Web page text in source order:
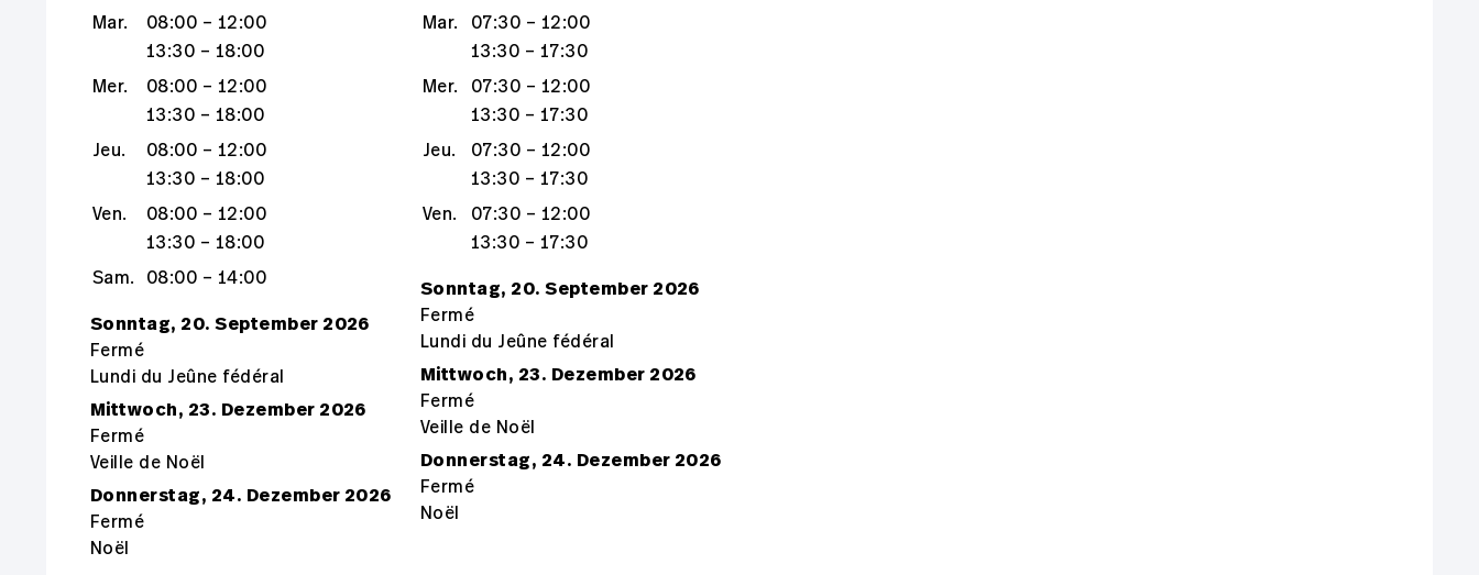
Mar.
08:00 – 12:00
13:30 – 18:00
Mer.
08:00 – 12:00
13:30 – 18:00
Jeu.
08:00 – 12:00
13:30 – 18:00
Ven.
08:00 – 12:00
13:30 – 18:00
Sam.
08:00 – 14:00
Sonntag, 20. September 2026
Fermé
Lundi du Jeûne fédéral
Mittwoch, 23. Dezember 2026
Fermé
Veille de Noël
Donnerstag, 24. Dezember 2026
Fermé
Noël
Mar.
07:30 – 12:00
13:30 – 17:30
Mer.
07:30 – 12:00
13:30 – 17:30
Jeu.
07:30 – 12:00
13:30 – 17:30
Ven.
07:30 – 12:00
13:30 – 17:30
Sonntag, 20. September 2026
Fermé
Lundi du Jeûne fédéral
Mittwoch, 23. Dezember 2026
Fermé
Veille de Noël
Donnerstag, 24. Dezember 2026
Fermé
Noël